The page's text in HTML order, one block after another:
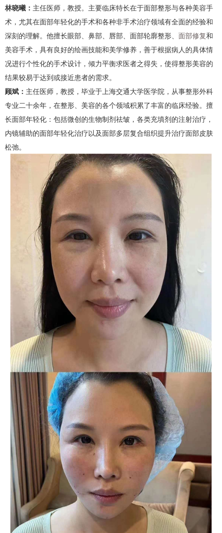
林晓曦： 主任医师，教授。主要临床特长在于面部整形与各种美容手
术，尤其在面部年轻化的手术和各种非手术治疗领域有全面的经验和
深刻的理解。他擅长眼部、鼻部、唇部、面部轮廓整形、 面部修复和
美容手术，具有良好的绘画技能和美学修养，善于根据病人的具体情
况进行个性化的手术设计，倾力平衡求医者之得失，使得整形美容的
结果较易于达到或接近患者的需求。
顾斌： 主任医师，教授，毕业于上海交通大学医学院，从事整形外科
专业二十余年，在整形、美容的各个领域积累了丰富的临床经验。擅
长面部年轻化：包括微创的生物制剂祛皱，各类充填剂的注射治疗，
内镜辅助的面部年轻化治疗以及面部多层复合组织提升治疗面部皮肤
松弛。